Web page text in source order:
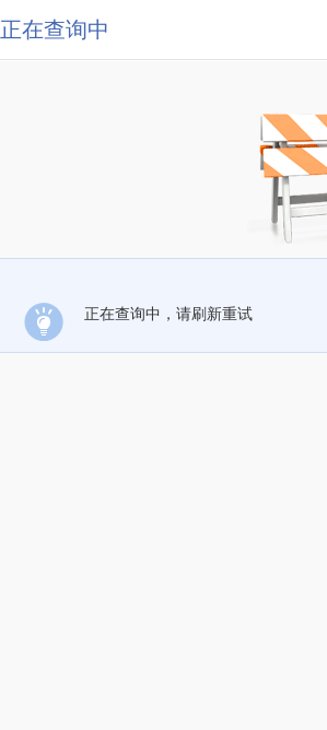
正在查询中
正在查询中，请刷新重试